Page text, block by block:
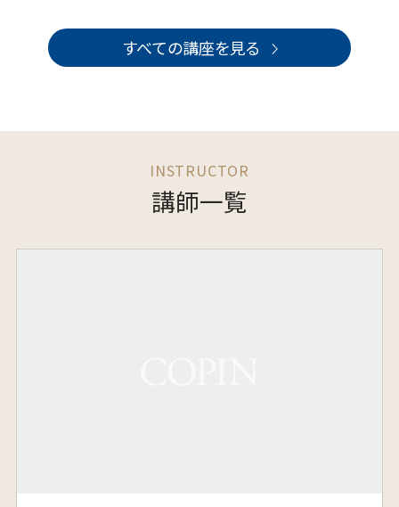
すべての講座を見る
講師一覧